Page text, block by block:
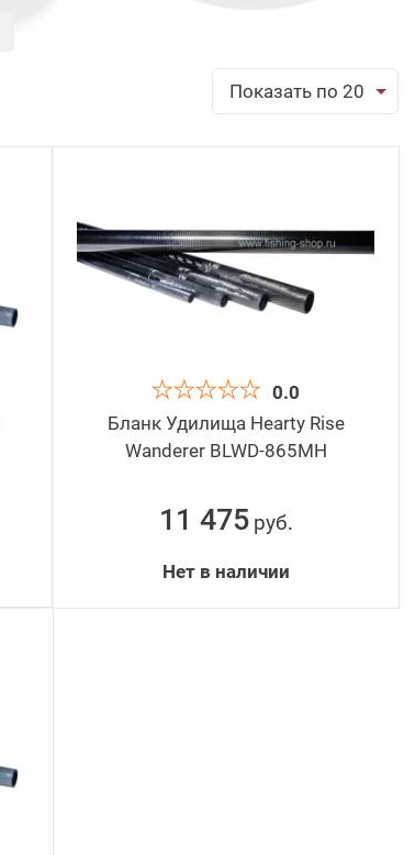
Показать по 20
0.0
Бланк Удилища Hearty Rise
Wanderer BLWD-865MH
11 475 руб.
Нет в наличии